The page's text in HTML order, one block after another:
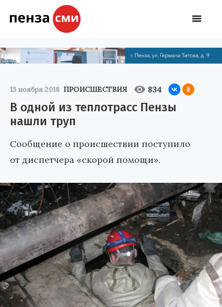
13 ноября 2018 ПРОИСШЕСТВИЯ 834
В одной из теплотрасс Пензы
нашли труп
Сообщение о происшествии поступило
от диспетчера «скорой помощи».